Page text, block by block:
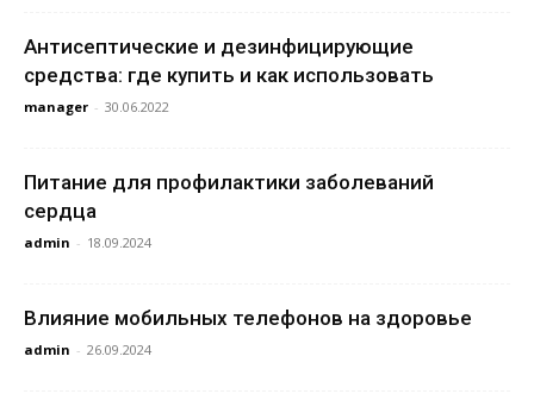
Антисептические и дезинфицирующие
средства: где купить и как использовать
manager - 30.06.2022
Питание для профилактики заболеваний
сердца
admin - 18.09.2024
Влияние мобильных телефонов на здоровье
admin - 26.09.2024